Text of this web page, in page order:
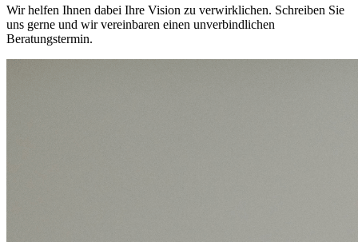
Wir helfen Ihnen dabei Ihre Vision zu verwirklichen. Schreiben Sie
uns gerne und wir vereinbaren einen unverbindlichen
Beratungstermin.